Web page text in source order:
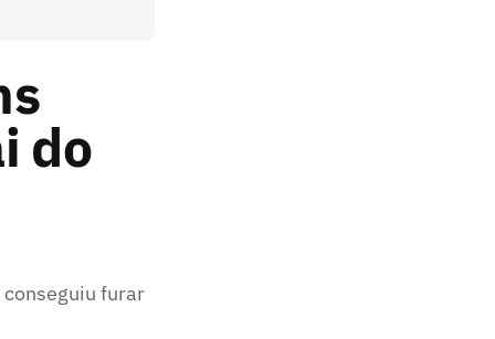
do
conseguiu furar